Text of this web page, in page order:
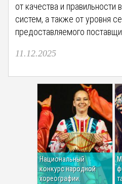
от качества и
систем, а также от уровня
предоставляемого
11.12.2025
Национальный
конкурс народной
хореографии.